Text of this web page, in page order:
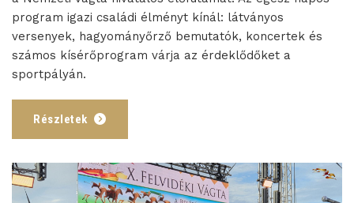
program igazi családi élményt kínál: látványos
versenyek, hagyományőrző bemutatók, koncertek és
számos kísérőprogram várja az érdeklődőket a
sportpályán.
Részletek